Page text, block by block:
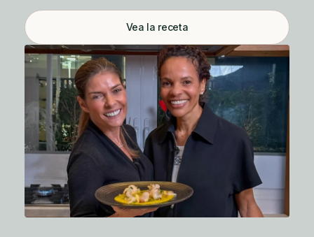
Vea la receta